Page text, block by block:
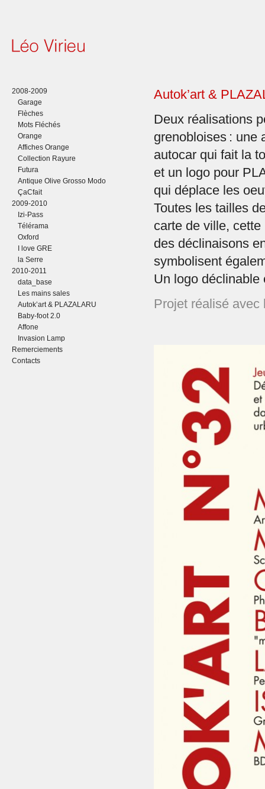
2008-2009
Garage
Flèches
Mots Fléchés
Orange
Affiches Orange
Collection Rayure
Futura
Antique Olive Grosso Modo
ÇaCfait
2009-2010
Izi-Pass
Télérama
Oxford
I love GRE
la Serre
2010-2011
data_base
Les mains sales
Autok’art & PLAZALARU
Baby-foot 2.0
Affone
Invasion Lamp
Remerciements
Contacts
Autok’art &
Deux réalisations
grenobloises : une
autocar qui fait la
et un logo pour
qui déplace les
Toutes les tailles
carte de ville,
des déclinaisons
symbolisent
Un logo déclinable
Projet réalisé avec